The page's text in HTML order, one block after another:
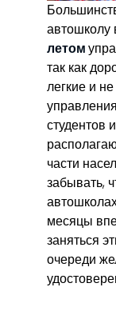
автошколу
летом
так как
легкие и
студентов
части
забывать,
месяцы
заняться
очереди